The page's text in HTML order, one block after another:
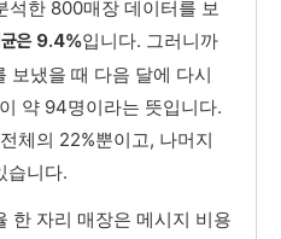
한 800매장 데이터를 보
균은 9.4%입니다. 그러니까
보냈을 때 다음 달에 다시
약 94명이라는 뜻입니다.
체의 22%뿐이고, 나머지
습니다.
한 자리 매장은 메시지 비용